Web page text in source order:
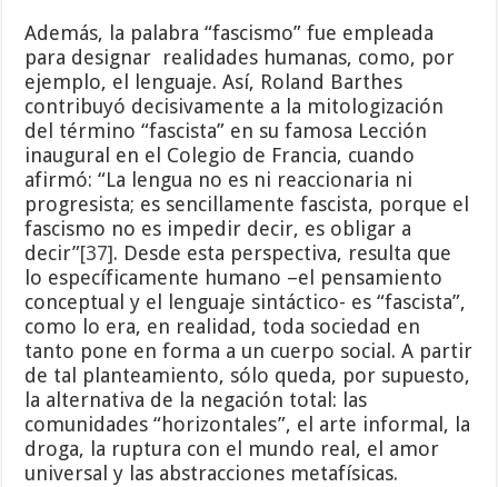
Además, la palabra “fascismo” fue empleada
para designar realidades humanas, como, por
ejemplo, el lenguaje. Así, Roland Barthes
contribuyó decisivamente a la mitologización
del término “fascista” en su famosa Lección
inaugural en el Colegio de Francia, cuando
afirmó: “La lengua no es ni reaccionaria ni
progresista; es sencillamente fascista, porque el
fascismo no es impedir decir, es obligar a
decir”[37]. Desde esta perspectiva, resulta que
lo específicamente humano –el pensamiento
conceptual y el lenguaje sintáctico- es “fascista”,
como lo era, en realidad, toda sociedad en
tanto pone en forma a un cuerpo social. A partir
de tal planteamiento, sólo queda, por supuesto,
la alternativa de la negación total: las
comunidades “horizontales”, el arte informal, la
droga, la ruptura con el mundo real, el amor
universal y las abstracciones metafísicas.